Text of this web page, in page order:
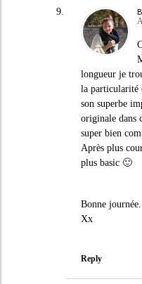
longueur je
la particularité
son superbe
originale dans
super bien
Après plus
plus basic 🙂
Bonne
Xx
Reply